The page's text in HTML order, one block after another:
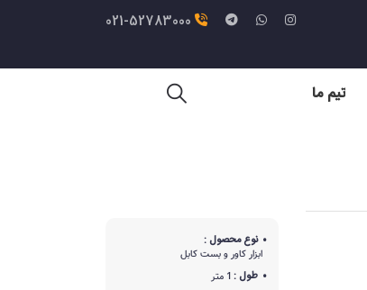
021-52783000
تیم ما
نوع محصول :
ابزار کاور و بست کابل
طول :1 متر